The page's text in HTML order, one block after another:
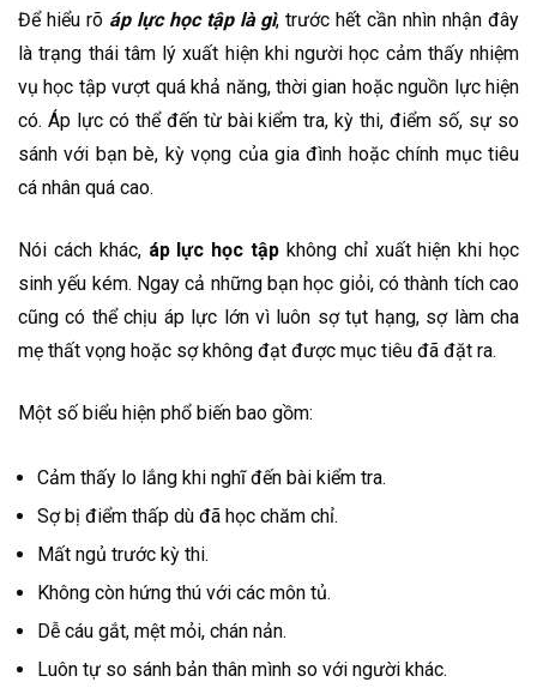
Để hiểu rõ áp lực học tập là gì, trước hết cần nhìn nhận đây
là trạng thái tâm lý xuất hiện khi người học cảm thấy nhiệm
vụ học tập vượt quá khả năng, thời gian hoặc nguồn lực hiện
có. Áp lực có thể đến từ bài kiểm tra, kỳ thi, điểm số, sự so
sánh với bạn bè, kỳ vọng của gia đình hoặc chính mục tiêu
cá nhân quá cao.
Nói cách khác, áp lực học tập không chỉ xuất hiện khi học
sinh yếu kém. Ngay cả những bạn học giỏi, có thành tích cao
cũng có thể chịu áp lực lớn vì luôn sợ tụt hạng, sợ làm cha
mẹ thất vọng hoặc sợ không đạt được mục tiêu đã đặt ra.
Một số biểu hiện phổ biến bao gồm:
Cảm thấy lo lắng khi nghĩ đến bài kiểm tra.
Sợ bị điểm thấp dù đã học chăm chỉ.
Mất ngủ trước kỳ thi.
Không còn hứng thú với các môn tủ.
Dễ cáu gắt, mệt mỏi, chán nản.
Luôn tự so sánh bản thân mình so với người khác.